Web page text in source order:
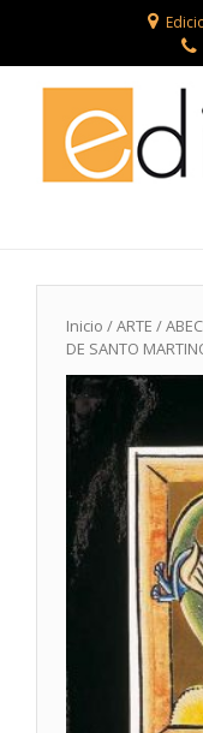
Inicio /ARTE /
DE SANTO